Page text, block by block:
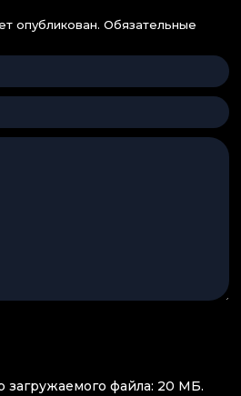
опубликован. Обязательные
файла: 20 МБ.